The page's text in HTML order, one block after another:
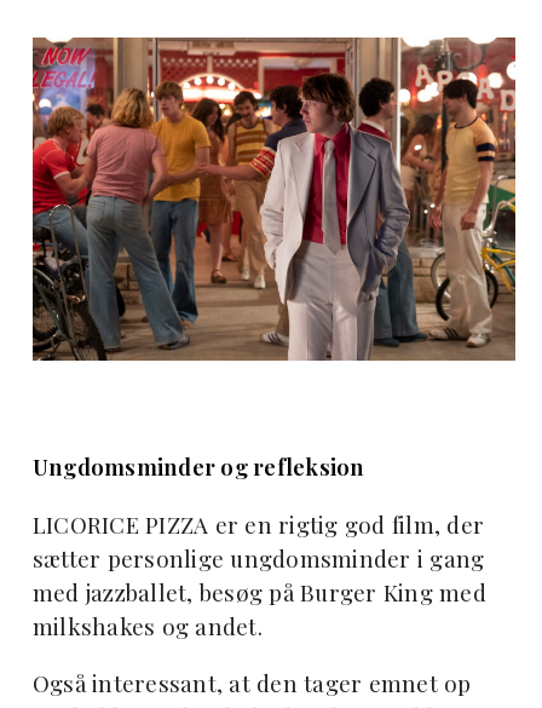
Ungdomsminder og refleksion
LICORICE PIZZA er en rigtig god film, der
sætter personlige ungdomsminder i gang
med jazzballet, besøg på Burger King med
milkshakes og andet.
Også interessant, at den tager emnet op